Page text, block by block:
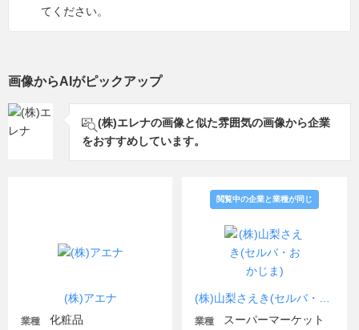
てください。
画像からAIがピックアップ
(株)エレナの画像と似た雰囲気の画像から企業
をおすすめしています。
(株)アエナ
業種 化粧品
閲覧中の企業と業種が同じ
業種 スーパーマーケット